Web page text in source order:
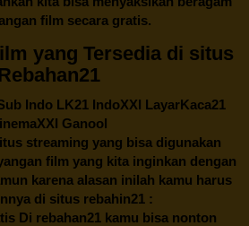
film secara gratis.
yang Tersedia di situs
Indo LK21 IndoXXI LayarKaca21
Ganool
streaming yang bisa digunakan
film yang kita inginkan dengan
karena alasan inilah kamu harus
di situs rebahin21 :
Di rebahan21 kamu bisa nonton